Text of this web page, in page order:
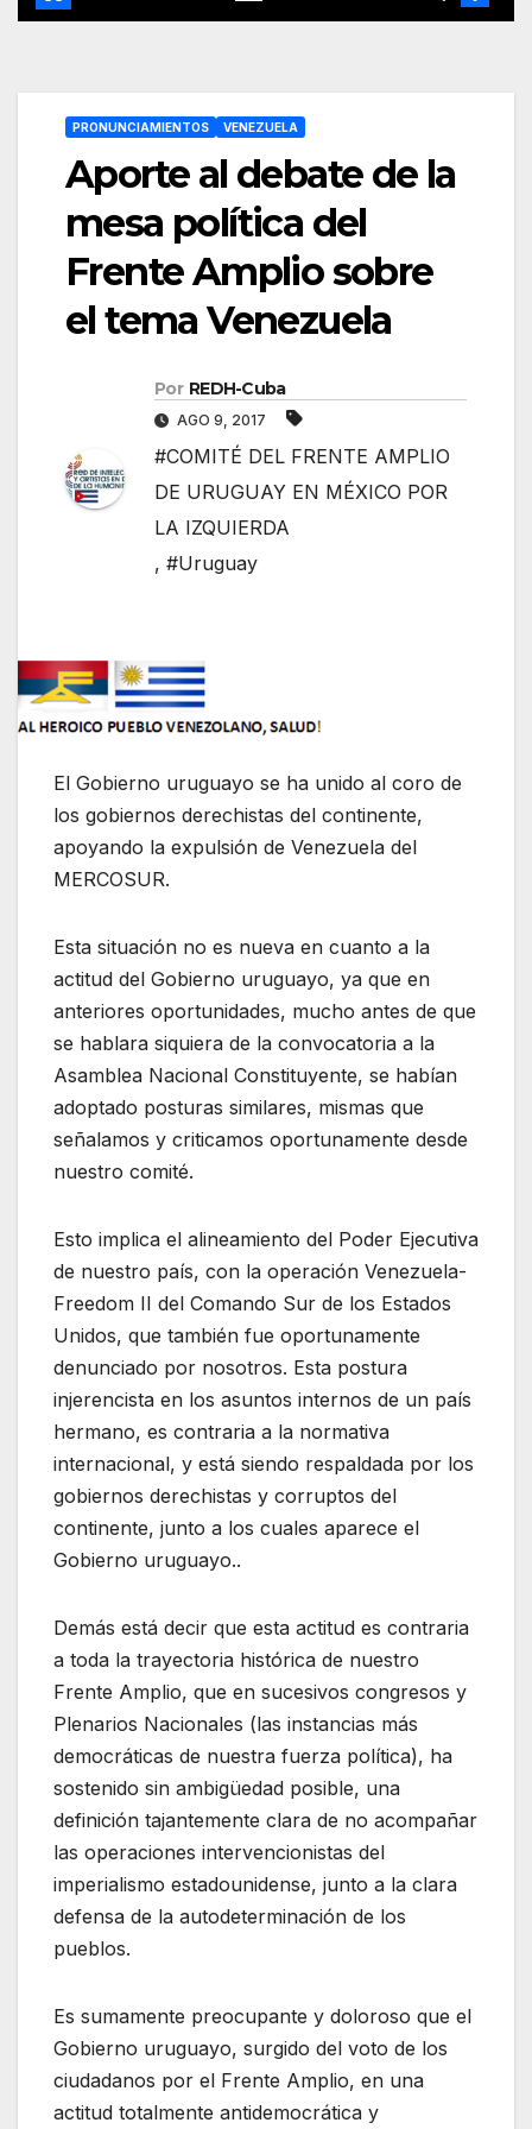
PRONUNCIAMIENTOS VENEZUELA
Aporte al debate de la
mesa política del
Frente Amplio sobre
el tema Venezuela
Por REDH-Cuba
AGO 9, 2017
#COMITÉ DEL FRENTE AMPLIO
DE URUGUAY EN MÉXICO POR
LA IZQUIERDA
, #Uruguay
El Gobierno uruguayo se ha unido al coro de
los gobiernos derechistas del continente,
apoyando la expulsión de Venezuela del
MERCOSUR.
Esta situación no es nueva en cuanto a la
actitud del Gobierno uruguayo, ya que en
anteriores oportunidades, mucho antes de que
se hablara siquiera de la convocatoria a la
Asamblea Nacional Constituyente, se habían
adoptado posturas similares, mismas que
señalamos y criticamos oportunamente desde
nuestro comité.
Esto implica el alineamiento del Poder Ejecutiva
de nuestro país, con la operación Venezuela-
Freedom II del Comando Sur de los Estados
Unidos, que también fue oportunamente
denunciado por nosotros. Esta postura
injerencista en los asuntos internos de un país
hermano, es contraria a la normativa
internacional, y está siendo respaldada por los
gobiernos derechistas y corruptos del
continente, junto a los cuales aparece el
Gobierno uruguayo..
Demás está decir que esta actitud es contraria
a toda la trayectoria histórica de nuestro
Frente Amplio, que en sucesivos congresos y
Plenarios Nacionales (las instancias más
democráticas de nuestra fuerza política), ha
sostenido sin ambigüedad posible, una
definición tajantemente clara de no acompañar
las operaciones intervencionistas del
imperialismo estadounidense, junto a la clara
defensa de la autodeterminación de los
pueblos.
Es sumamente preocupante y doloroso que el
Gobierno uruguayo, surgido del voto de los
ciudadanos por el Frente Amplio, en una
actitud totalmente antidemocrática y